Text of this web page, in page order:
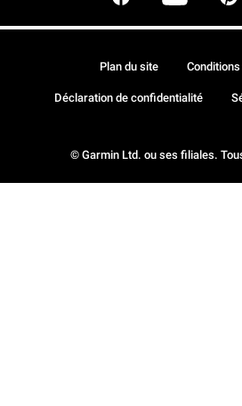
© Garmin Ltd. ou ses filiales.
Plan du site
Déclaration de confidentialité